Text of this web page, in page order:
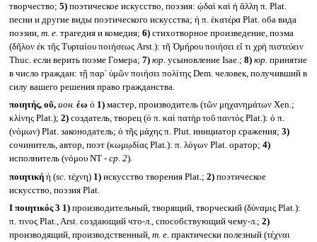
творчество; 5)поэтическое искусство, поэзия: ᾠδαὶ καὶ ἡ ἄλλη π. Plat.
песни и другие виды поэтического искусства; ἡ π. ἑκατέρα Plat. оба вида
поэзии, т. е. трагедия и комедия; 6)стихотворное произведение, поэма
(δῆλον ἐκ τῆς Τυρταίου ποιήσεως Arst.): τῆ Ὁμήρου ποιήσει εἴ τι χρὴ πιστεύειν
Thuc. если верить поэме Гомера; 7) юр. усыновление Isae.; 8) юр. принятие
в число граждан: τῇ παρ᾽ ὑμῶν ποιήσει πολίτης Dem. человек, получивший в
силу вашего решения право гражданства.
ποιητής, οῦ, ион. έω ὁ 1)мастер, производитель (τῶν μηχανημάτων Xen.;
κλίνης Plat.); 2)создатель, творец (ὁ π. καὶ πατὴρ τοῦ παντός Plat.): ὁ π.
(νόμων) Plat. законодатель; ὁ τῆς μάχης π. Plut. инициатор сражения; 3)
сочинитель, автор, поэт (κωμῳδίας Plat.): π. λόγων Plat. оратор; 4)
исполнитель (νόμου NT -ср. 2).
ποιητική ἡ (sc. τέχνη) 1)искусство творения Plat.; 2)поэтическое
искусство, поэзия Plat.
I ποιητικός 3 1)производительный, творящий, творческий (δύναμις Plat.):
π. τινος Plat., Arst. создающий что-л., способствующий чему-л.; 2)
производящий, производственный, т. е. практически полезный (τέχναι